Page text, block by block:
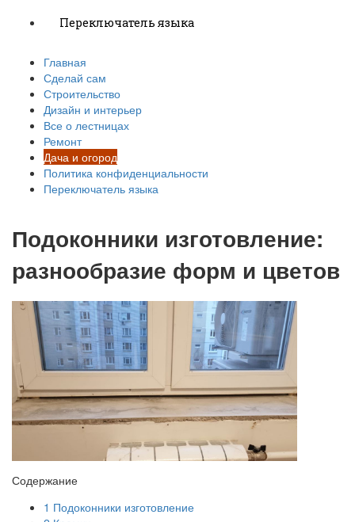
Переключатель языка
Главная
Сделай сам
Строительство
Дизайн и интерьер
Все о лестницах
Ремонт
Дача и огород
Политика конфиденциальности
Переключатель языка
Подоконники изготовление:
разнообразие форм и цветов
Содержание
1 Подоконники изготовление